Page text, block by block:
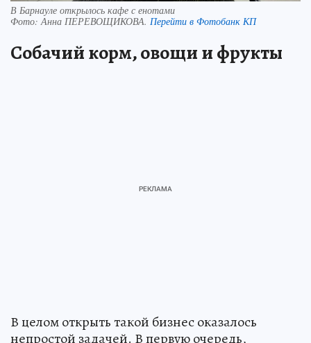
В Барнауле открылось кафе с енотами
Фото:Анна ПЕРЕВОЩИКОВА. Перейти в Фотобанк КП
Собачий корм, овощи и фрукты
В целом открыть такой бизнес оказалось
непростой задачей. В первую очередь,